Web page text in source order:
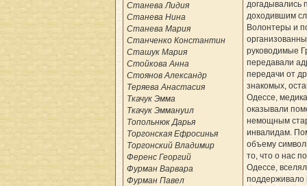
Станева Лидия
Станева Нина
Станева Мария
Станченко Константин
Сташук Мария
Стойкова Анна
Стоянов Александр
Теряева Анастасия
Ткачук Эмма
Ткачук Эммануил
Топольнюк Дарья
Торгонская Ефросинья
Торгонский Владимир
Ференс Георгий
Фурман Варвара
Фурман Павел
догадывались
доходившим
Волонтеры и
руководимые
передавали
передачи от
знакомых,
Одессе,
оказывали
немощным
инвалидам.
объему
то, что о нас
Одессе,
под­держивало